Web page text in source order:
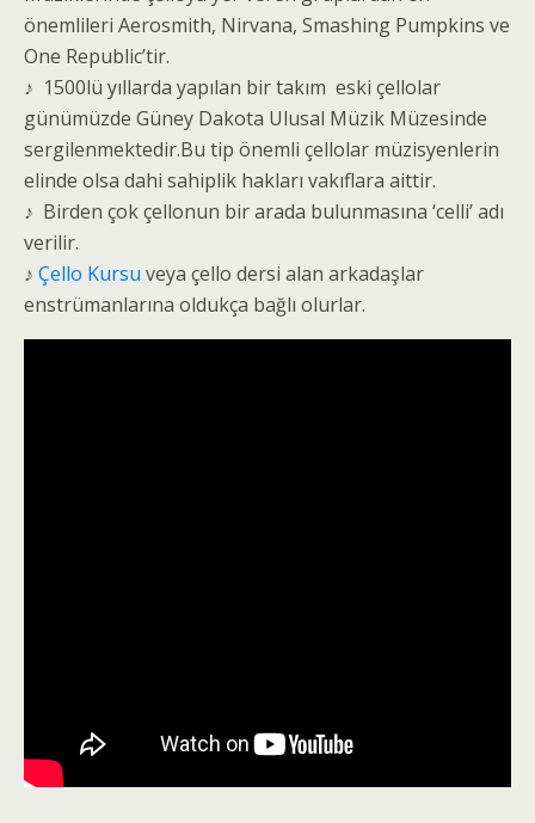
önemlileri Aerosmith, Nirvana, Smashing Pumpkins ve
One Republic’tir.
♪ 1500lü yıllarda yapılan bir takım eski çellolar
günümüzde Güney Dakota Ulusal Müzik Müzesinde
sergilenmektedir.Bu tip önemli çellolar müzisyenlerin
elinde olsa dahi sahiplik hakları vakıflara aittir.
♪ Birden çok çellonun bir arada bulunmasına ‘celli’ adı
verilir.
♪ Çello Kursu veya çello dersi alan arkadaşlar
enstrümanlarına oldukça bağlı olurlar.